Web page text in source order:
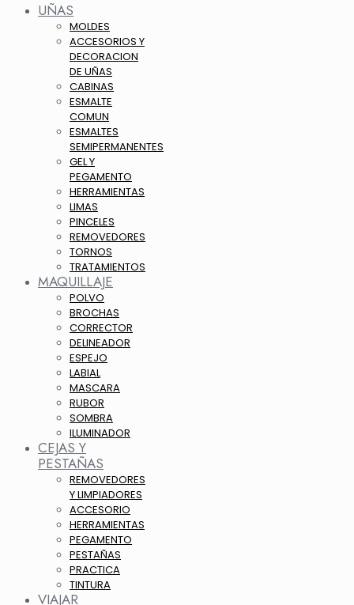
UÑAS
MOLDES
ACCESORIOS Y
DECORACION
DE UÑAS
CABINAS
ESMALTE
COMUN
ESMALTES
SEMIPERMANENTES
GEL Y
PEGAMENTO
HERRAMIENTAS
LIMAS
PINCELES
REMOVEDORES
TORNOS
TRATAMIENTOS
MAQUILLAJE
POLVO
BROCHAS
CORRECTOR
DELINEADOR
ESPEJO
LABIAL
MASCARA
RUBOR
SOMBRA
ILUMINADOR
CEJAS Y
PESTAÑAS
REMOVEDORES
Y LIMPIADORES
ACCESORIO
HERRAMIENTAS
PEGAMENTO
PESTAÑAS
PRACTICA
TINTURA
VIAJAR